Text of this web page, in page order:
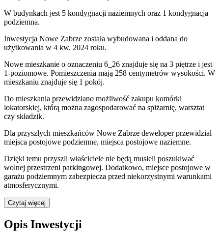
W budynkach jest 5 kondygnacji naziemnych oraz 1 kondygnacja
podziemna.
Inwestycja Nowe Zabrze została wybudowana i oddana do
użytkowania w 4 kw. 2024 roku.
Nowe mieszkanie o oznaczeniu 6_26 znajduje się na 3 piętrze i jest
1-poziomowe. Pomieszczenia mają 258 centymetrów wysokości. W
mieszkaniu znajduje się 1 pokój.
Do mieszkania przewidziano możliwość zakupu komórki
lokatorskiej, którą można zagospodarować na spiżarnię, warsztat
czy składzik.
Dla przyszłych mieszkańców Nowe Zabrze deweloper przewidział
miejsca postojowe podziemne, miejsca postojowe naziemne.
Dzięki temu przyszli właściciele nie będą musieli poszukiwać
wolnej przestrzeni parkingowej. Dodatkowo, miejsce postojowe w
garażu podziemnym zabezpiecza przed niekorzystnymi warunkami
atmosferycznymi.
Czytaj więcej
Opis Inwestycji